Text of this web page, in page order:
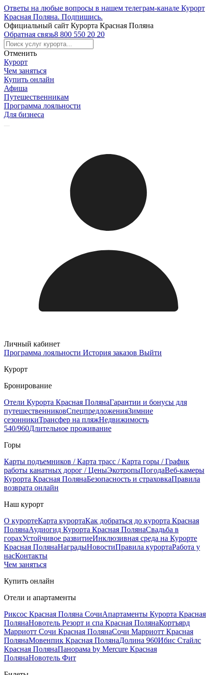
Ответы на любые вопросы в нашем телеграм-канале Курорт
Красная Поляна. Подпишись.
Официальный сайт Курорта Красная Поляна
Обратная связь8 800 550 20 20
Отменить
Курорт
Чем заняться
Купить онлайн
Афиша
Путешественникам
Программа лояльности
Для бизнеса
Личный кабинет
Программа лояльности История заказов Выйти
Курорт
Бронирование
Отели Курорта Красная ПолянаГарантии и бонусы для
путешественниковСпецпредложенияЗимние
сезонникиТрансфер на пляжНедвижимость
540/960Длительное проживание
Горы
Карты подъемников / Карта трасс / Карта горы / График
работы канатных дорог / ЦеныЭкотропыПогодаВеб-камеры
Курорта Красная ПолянаБезопасность и страховкаПравила
возврата онлайн
Наш курорт
О курортеКарта курортаКак добраться до курорта Красная
ПолянаАудиогид Курорта Красная ПолянаСвадьба в
горахУстойчивое развитиеИнклюзивная среда на Курорте
Красная ПолянаНаградыНовостиПравила курортаРабота у
насКонтакты
Чем заняться
Купить онлайн
Отели и апартаменты
Риксос Красная Поляна СочиАпартаменты Курорта Красная
ПолянаНовотель Резорт и спа Красная ПолянаКортъярд
Марриотт Сочи Красная ПолянаСочи Марриотт Красная
ПолянаМовенпик Красная ПолянаДолина 960Ибис Стайлс
Красная ПолянаПанорама by Mercure Красная
ПолянаНовотель Фит